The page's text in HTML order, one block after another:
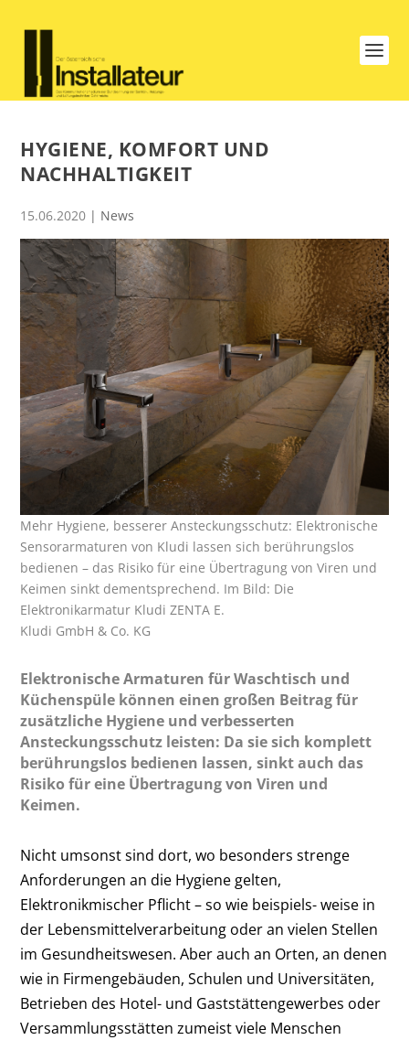
HYGIENE, KOMFORT UND
NACHHALTIGKEIT
15.06.2020 | News
Mehr Hygiene, besserer Ansteckungsschutz: Elektronische
Sensorarmaturen von Kludi lassen sich berührungslos
bedienen – das Risiko für eine Übertragung von Viren und
Keimen sinkt dementsprechend. Im Bild: Die
Elektronikarmatur Kludi ZENTA E.
Kludi GmbH & Co. KG
Elektronische Armaturen für Waschtisch und
Küchenspüle können einen großen Beitrag für
zusätzliche Hygiene und verbesserten
Ansteckungsschutz leisten: Da sie sich komplett
berührungslos bedienen lassen, sinkt auch das
Risiko für eine Übertragung von Viren und
Keimen.
Nicht umsonst sind dort, wo besonders strenge
Anforderungen an die Hygiene gelten,
Elektronikmischer Pflicht – so wie beispiels- weise in
der Lebensmittelverarbeitung oder an vielen Stellen
im Gesundheitswesen. Aber auch an Orten, an denen
wie in Firmengebäuden, Schulen und Universitäten,
Betrieben des Hotel- und Gaststättengewerbes oder
Versammlungsstätten zumeist viele Menschen